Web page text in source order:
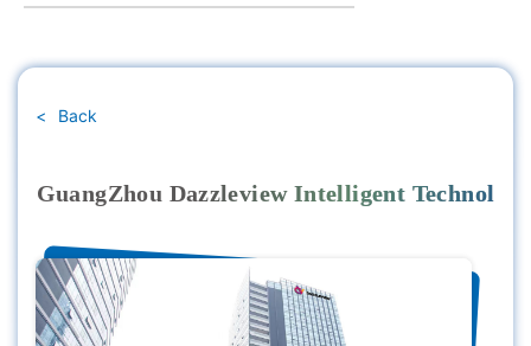
Back
GuangZhou Dazzleview Intelligent Technol